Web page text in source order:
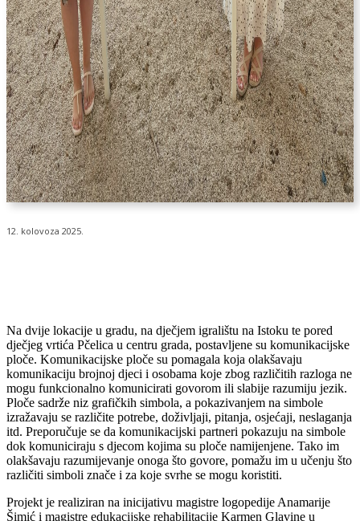
12. kolovoza 2025.
Na dvije lokacije u gradu, na dječjem igralištu na Istoku te pored
dječjeg vrtića Pčelica u centru grada, postavljene su komunikacijske
ploče. Komunikacijske ploče su pomagala koja olakšavaju
komunikaciju brojnoj djeci i osobama koje zbog različitih razloga ne
mogu funkcionalno komunicirati govorom ili slabije razumiju jezik.
Ploče sadrže niz grafičkih simbola, a pokazivanjem na simbole
izražavaju se različite potrebe, doživljaji, pitanja, osjećaji, neslaganja
itd. Preporučuje se da komunikacijski partneri pokazuju na simbole
dok komuniciraju s djecom kojima su ploče namijenjene. Tako im
olakšavaju razumijevanje onoga što govore, pomažu im u učenju što
različiti simboli znače i za koje svrhe se mogu koristiti.
Projekt je realiziran na inicijativu magistre logopedije Anamarije
Šimić i magistre edukacijske rehabilitacije Karmen Glavine u